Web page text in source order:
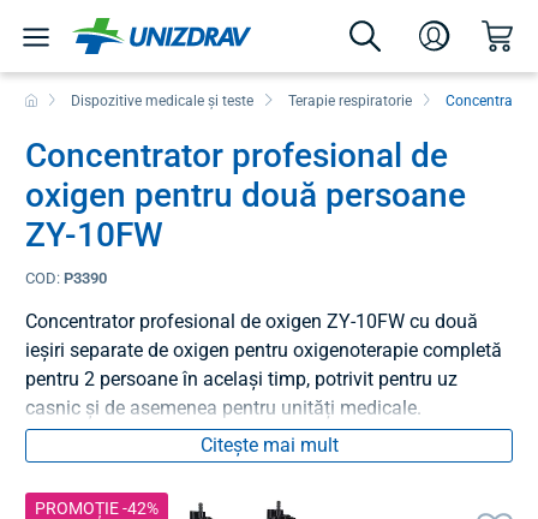
Dispozitive medicale și teste Terapie respiratorie
Concentrator profesional de
oxigen pentru două persoane
ZY-10FW
COD: P3390
Concentrator profesional de oxigen ZY-10FW cu două
ieșiri separate de oxigen pentru oxigenoterapie completă
pentru 2 persoane în același timp, potrivit pentru uz
casnic și de asemenea pentru unități medicale.
Citește mai mult
PROMOȚIE -42%